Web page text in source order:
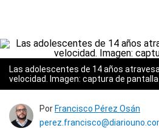
Las adolescentes de 14 años
velocidad.
Imagen: captura de pantalla
Por Francisco Pérez Osán